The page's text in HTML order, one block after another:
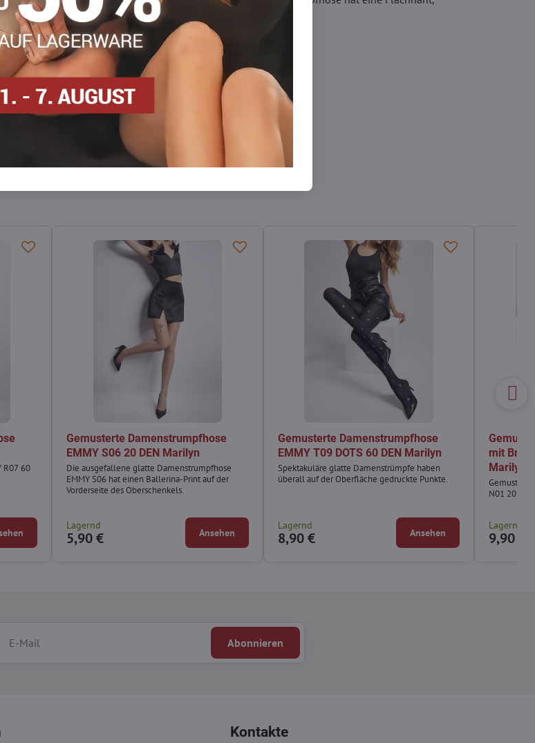
DEN Strumpfhosen 15-20 DEN Silonky 15-20 DEN
LinkedInWhatsApp
mail
R07 60
Gemusterte Damenstrumpfhose
EMMY S06 20 DEN Marilyn
Die ausgefallene glatte Damenstrumpfhose
EMMY S06 hat einen Ballerina-Print auf der
Vorderseite des Oberschenkels.
Lagernd
5,90 € Ansehen
Gemusterte Damenstrumpfhose
EMMY T09 DOTS 60 DEN Marilyn
Spektakuläre glatte Damenstrümpfe haben
überall auf der Oberfläche gedruckte Punkte.
Lagernd
8,90 € Ansehen
mit
Marilyn
N01 20
Lagernd
9,90 €
Abonnieren
Kontakte